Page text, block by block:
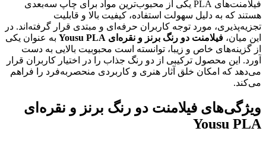
فیلامنت‌های PLA یکی از محبوب‌ترین مواد برای چاپ سه‌بعدی
هستند که به دلیل سهولت استفاده، کیفیت بالا و قابلیت
تجزیه‌پذیری، مورد توجه کاربران حرفه‌ای و مبتدی قرار گرفته‌اند. در
این میان، فیلامنت دو رنگ برنز و نقره‌ای Yousu PLA
به عنوان یکی
از گزینه‌های خاص و زیبا، توانسته است محبوبیت بالایی به دست
آورد. این محصول ترکیبی از دو رنگ جذاب را در اختیار کاربران قرار
می‌دهد که امکان خلق آثار هنری و کاربردی منحصر‌به‌فرد را فراهم
می‌کند.
ویژگی‌های فیلامنت دو رنگ برنز و نقره‌ای
Yousu PLA